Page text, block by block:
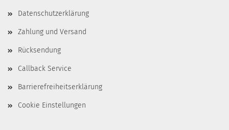
Datenschutzerklärung
Zahlung und Versand
Rücksendung
Callback Service
Barrierefreiheitserklärung
Cookie Einstellungen